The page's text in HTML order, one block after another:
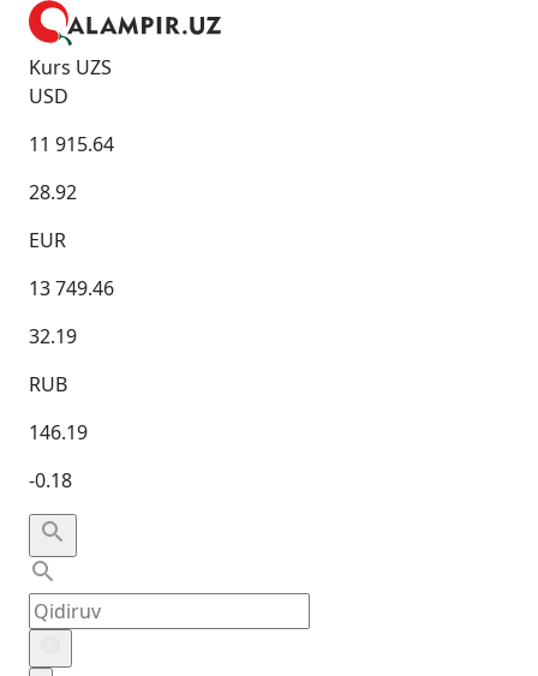
Kurs UZS
USD
11 915.64
28.92
EUR
13 749.46
32.19
RUB
146.19
-0.18